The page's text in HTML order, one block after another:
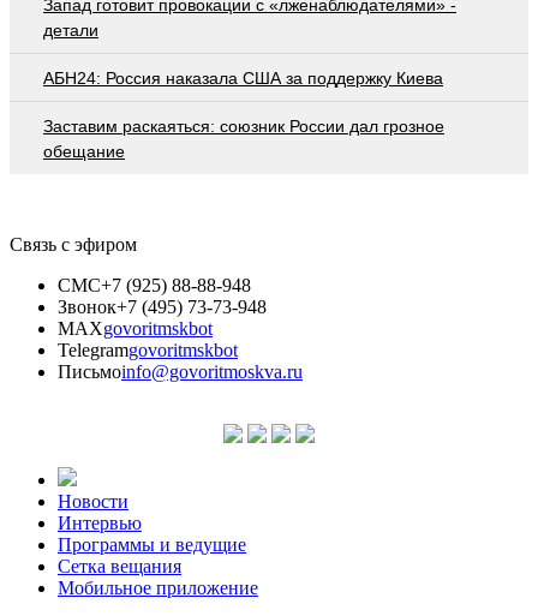
Запад готовит провокации с «лженаблюдателями» -
детали
АБН24: Россия наказала США за поддержку Киева
Заставим раскаяться: союзник России дал грозное
обещание
Связь с эфиром
СМС+7 (925) 88-88-948
Звонок+7 (495) 73-73-948
MAXgovoritmskbot
Telegramgovoritmskbot
Письмоinfo@govoritmoskva.ru
Новости
Интервью
Программы и ведущие
Сетка вещания
Мобильное приложение